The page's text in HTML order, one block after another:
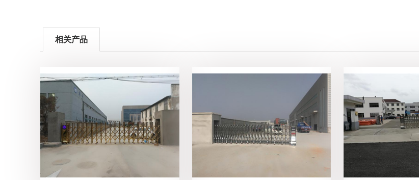
相关产品